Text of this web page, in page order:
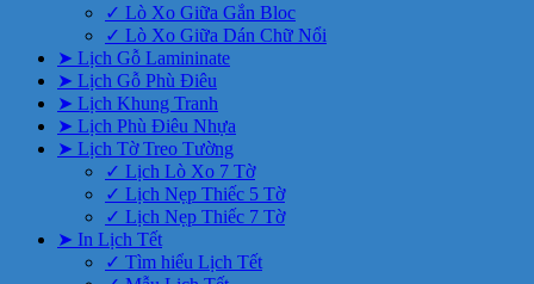
✓ Lò Xo Giữa Gắn Bloc
✓ Lò Xo Giữa Dán Chữ Nổi
➤ Lịch Gỗ Lamininate
➤ Lịch Gỗ Phù Điêu
➤ Lịch Khung Tranh
➤ Lịch Phù Điêu Nhựa
➤ Lịch Tờ Treo Tường
✓ Lịch Lò Xo 7 Tờ
✓ Lịch Nẹp Thiếc 5 Tờ
✓ Lịch Nẹp Thiếc 7 Tờ
➤ In Lịch Tết
✓ Tìm hiểu Lịch Tết